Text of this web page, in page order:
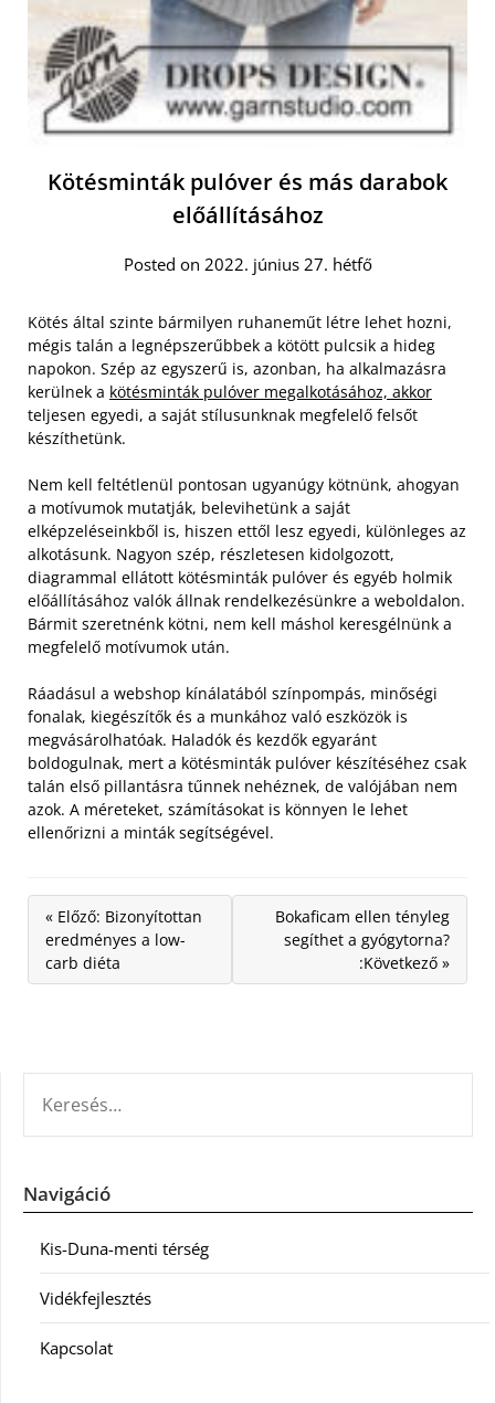
Kötésminták pulóver és más darabok
előállításához
Posted on 2022. június 27. hétfő
Kötés által szinte bármilyen ruhaneműt létre lehet hozni,
mégis talán a legnépszerűbbek a kötött pulcsik a hideg
napokon. Szép az egyszerű is, azonban, ha alkalmazásra
kerülnek a kötésminták pulóver megalkotásához, akkor
teljesen egyedi, a saját stílusunknak megfelelő felsőt
készíthetünk.
Nem kell feltétlenül pontosan ugyanúgy kötnünk, ahogyan
a motívumok mutatják, belevihetünk a saját
elképzeléseinkből is, hiszen ettől lesz egyedi, különleges az
alkotásunk. Nagyon szép, részletesen kidolgozott,
diagrammal ellátott kötésminták pulóver és egyéb holmik
előállításához valók állnak rendelkezésünkre a weboldalon.
Bármit szeretnénk kötni, nem kell máshol keresgélnünk a
megfelelő motívumok után.
Ráadásul a webshop kínálatából színpompás, minőségi
fonalak, kiegészítők és a munkához való eszközök is
megvásárolhatóak. Haladók és kezdők egyaránt
boldogulnak, mert a kötésminták pulóver készítéséhez csak
talán első pillantásra tűnnek nehéznek, de valójában nem
azok. A méreteket, számításokat is könnyen le lehet
ellenőrizni a minták segítségével.
« Előző: Bizonyítottan
eredményes a low-
carb diéta
Bokaficam ellen tényleg
segíthet a gyógytorna?
:Következő »
Navigáció
Kis-Duna-menti térség
Vidékfejlesztés
Kapcsolat